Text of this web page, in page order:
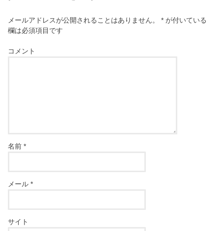
メールアドレスが公開されることはありません。 * が付いている
欄は必須項目です
コメント
名前*
メール*
サイト